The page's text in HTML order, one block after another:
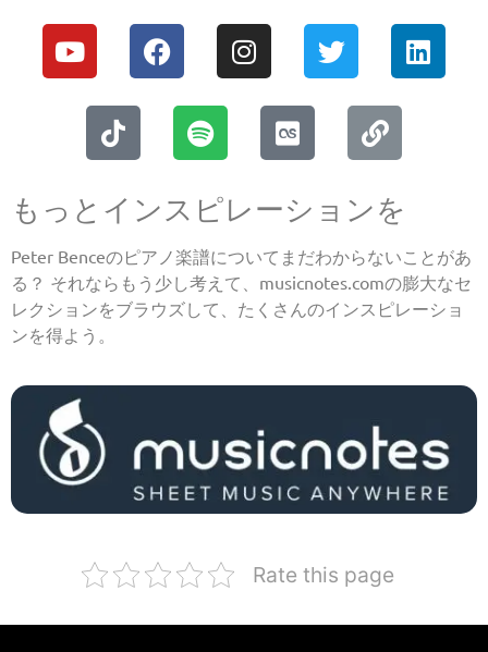
もっとインスピレーションを
Peter Benceのピアノ楽譜についてまだわからないことがあ
る？ それならもう少し考えて、musicnotes.comの膨大なセ
レクションをブラウズして、たくさんのインスピレーショ
ンを得よう。
Rate this page